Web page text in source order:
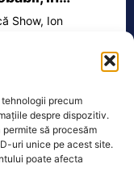
precum
despre dispozitiv.
să procesăm
uri unice pe acest site.
poate afecta
Show, Ion
reducerea
electrică